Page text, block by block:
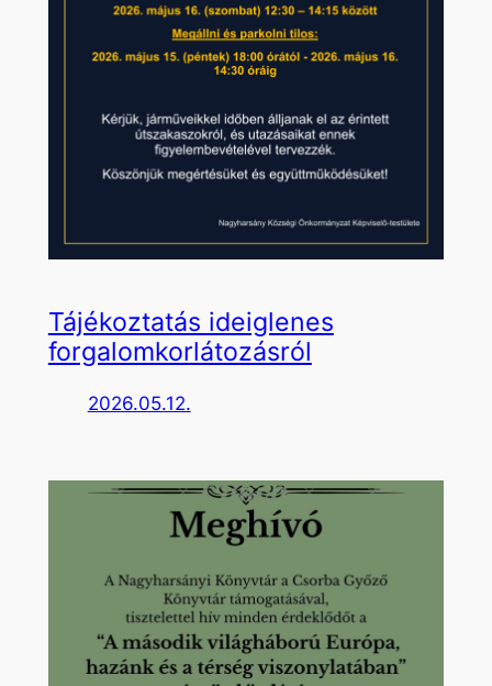
Tájékoztatás ideiglenes
forgalomkorlátozásról
2026.05.12.